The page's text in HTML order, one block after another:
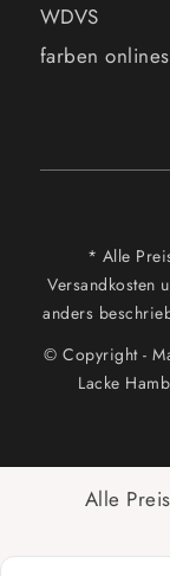
WDVS
farben
* Alle
Versandkosten
anders
© Copyright -
Lacke
Alle